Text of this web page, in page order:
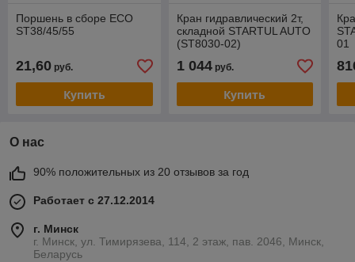
Поршень в сборе ECO
ST38/45/55
21,60 руб.
Купить
Кран гидравлический 2т,
складной STARTUL AUTO
(ST8030-02)
1 044руб.
Купить
01
О нас
90% положительных из 20 отзывов за год
Работает с 27.12.2014
г. Минск
г. Минск, ул. Тимирязева, 114, 2 этаж, пав. 2046, Минск,
Беларусь